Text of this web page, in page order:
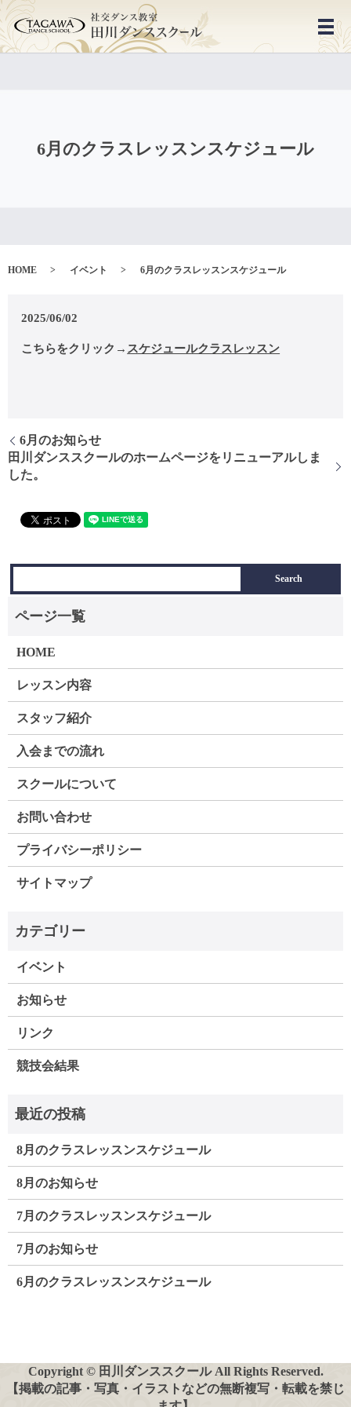
メ
6月のクラスレッスンスケジュール
HOME イベント 6月のクラスレッスンスケジュール
2025/06/02
こちらをクリック→ スケジュールクラスレッスン
6月のお知らせ
田川ダンススクールのホームページをリニューアルしま
した。
HOME
レッスン内容
スタッフ紹介
入会までの流れ
スクールについて
お問い合わせ
プライバシーポリシー
サイトマップ
イベント
お知らせ
リンク
競技会結果
8月のクラスレッスンスケジュール
8月のお知らせ
7月のクラスレッスンスケジュール
7月のお知らせ
6月のクラスレッスンスケジュール
Copyright © 田川ダンススクール All Rights Reserved.
【掲載の記事・写真・イラストなどの無断複写・転載を禁じ